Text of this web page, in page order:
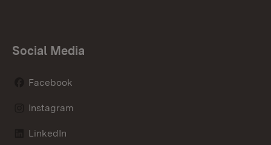
Social Media
Facebook
Instagram
LinkedIn